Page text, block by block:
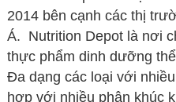
2014 bên cạnh các thị
Á. Nutrition Depot là nơi
thực phẩm dinh dưỡng
Đa dạng các loại với
hợp với nhiều phân khúc